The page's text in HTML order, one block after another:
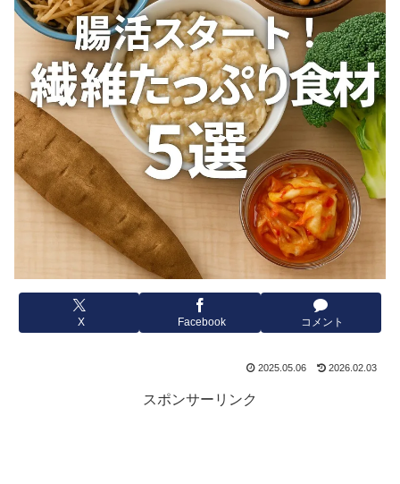
X Facebook コメント
2025.05.06 2026.02.03
スポンサーリンク